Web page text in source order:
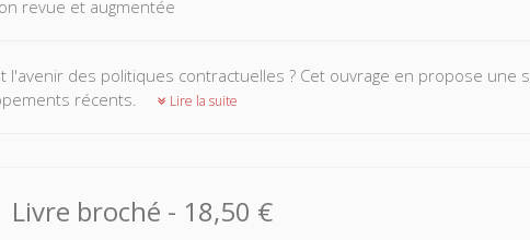
revue et augmentée
l'avenir des politiques contractuelles ? Cet ouvrage en propose une
récents.
Lire la suite
Livre broché - 18,50 €